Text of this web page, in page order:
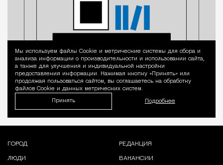
Уведомление
Мы используем файлы Сookie и метрические системы для сбора и
анализа информации о производительности и использовании сайта,
а также для улучшения и индивидуальной настройки
предоставления информации. Нажимая кнопку «Принять» или
продолжая пользоваться сайтом, вы соглашаетесь на обработку
файлов Cookie и данных метрических систем.
Принять Подробнее
ГОРОД
ЛЮДИ
РЕДАКЦИЯ
ВАКАНСИИ